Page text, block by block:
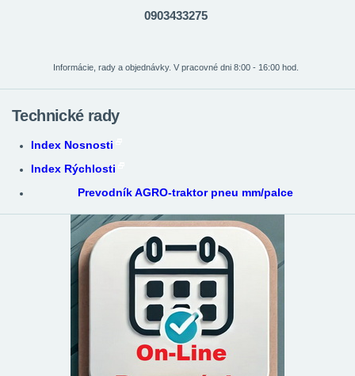
0903433275
Informácie, rady a objednávky. V pracovné dni 8:00 - 16:00 hod.
Technické rady
Index Nosnosti
Index Rýchlosti
Prevodník AGRO-traktor pneu mm/palce